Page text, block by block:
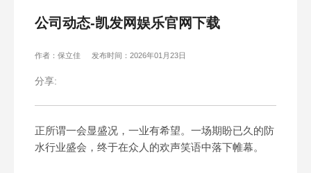
公司动态-凯发网娱乐官网下载
作者：保立佳 发布时间：2026年01月23日
分享:
正所谓一会显盛况，一业有希望。一场期盼已久的防
水行业盛会，终于在众人的欢声笑语中落下帷幕。